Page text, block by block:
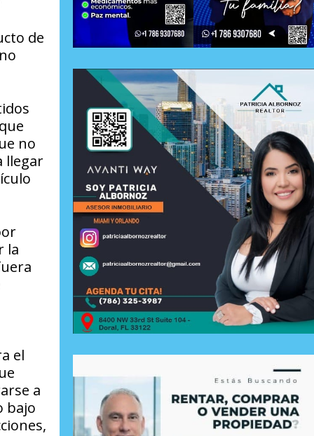
de
no
llegar
la
el
a
bajo